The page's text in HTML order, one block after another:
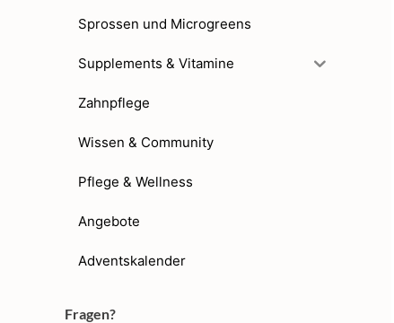
Sprossen und Microgreens
Supplements & Vitamine
Zahnpflege
Wissen & Community
Pflege & Wellness
Angebote
Adventskalender
Fragen?